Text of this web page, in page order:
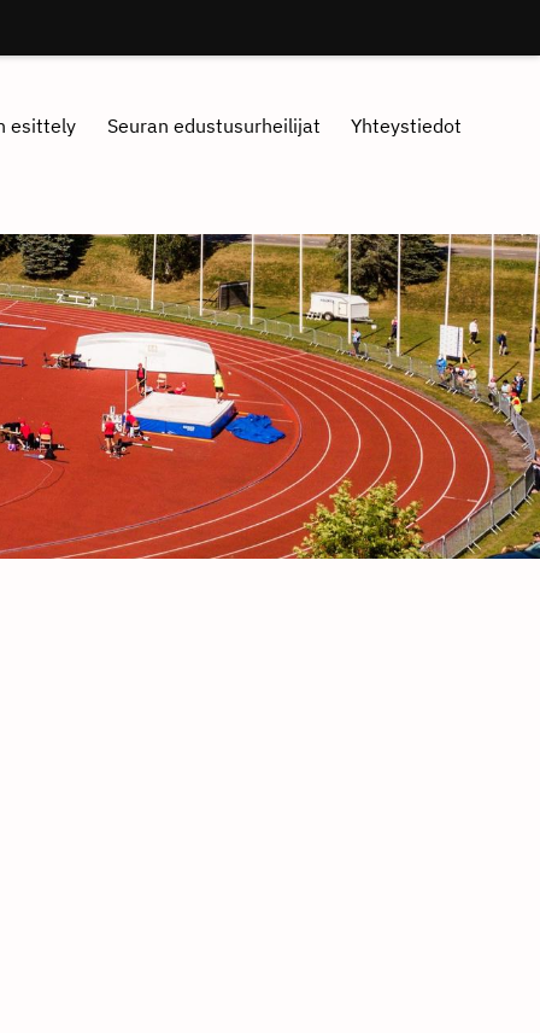
esittely Seuran edustusurheilijat Yhteystiedot